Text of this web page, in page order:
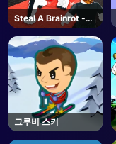
Steal A Brainrot -
Roblox
그루비 스키